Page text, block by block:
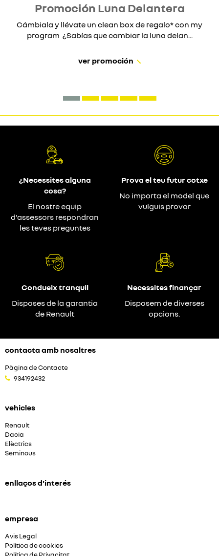
Promoción Luna Delantera
Cámbiala y llévate un clean box de regalo* con my
program ¿Sabías que cambiar la luna delan...
ver promoción
¿Necessites alguna
cosa?
El nostre equip
d'assessors respondran
les teves preguntes
Prova el teu futur cotxe
No importa el model que
vulguis provar
Condueix tranquil
Disposes de la garantia
de Renault
Necessites finançar
Disposem de diverses
opcions.
contacta amb nosaltres
Pàgina de Contacte
934192432
vehicles
Renault
Dacia
Elèctrics
Seminous
enllaços d'interés
empresa
Avis Legal
Política de cookies